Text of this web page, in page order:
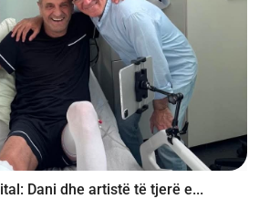
Dani dhe artistë të tjerë e...